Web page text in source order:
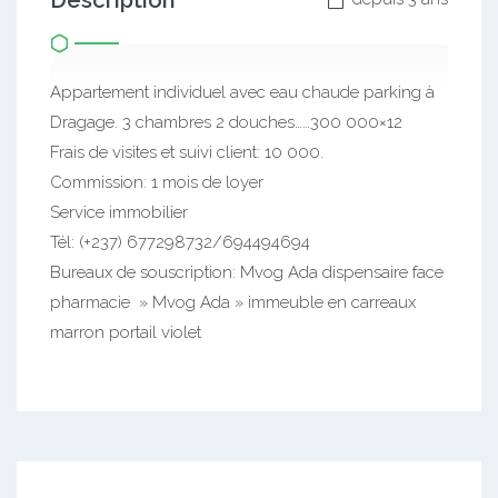
Appartement individuel avec eau chaude parking à
Dragage. 3 chambres 2 douches……300 000×12
Frais de visites et suivi client: 10 000.
Commission: 1 mois de loyer
Service immobilier
Tél: (+237) 677298732/694494694
Bureaux de souscription: Mvog Ada dispensaire face
pharmacie » Mvog Ada » immeuble en carreaux
marron portail violet